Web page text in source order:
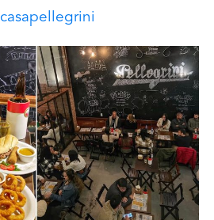
casapellegrini